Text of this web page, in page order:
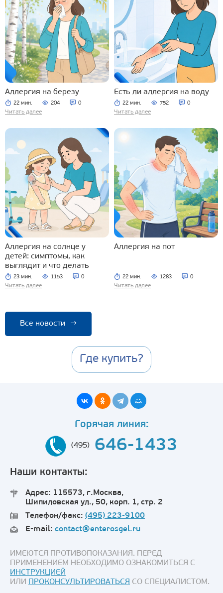
Аллергия на березу
22 мин. 204 0
Читать далее
Есть ли аллергия на воду
22 мин. 752 0
Читать далее
Аллергия на солнце у
детей: симптомы, как
выглядит и что делать
23 мин. 1153 0
Читать далее
Аллергия на пот
22 мин. 1283 0
Читать далее
Все новости →
Где купить?
Горячая линия:
(495) 646-1433
Наши контакты:
Адрес: 115573, г.Москва,
Шипиловская ул., 50, корп. 1, стр. 2
Телефон/факс: (495) 223-9100
E-mail: contact@enterosgel.ru
ИМЕЮТСЯ ПРОТИВОПОКАЗАНИЯ. ПЕРЕД
ПРИМЕНЕНИЕМ НЕОБХОДИМО ОЗНАКОМИТЬСЯ С
ИНСТРУКЦИЕЙ
ИЛИ ПРОКОНСУЛЬТИРОВАТЬСЯ СО СПЕЦИАЛИСТОМ.